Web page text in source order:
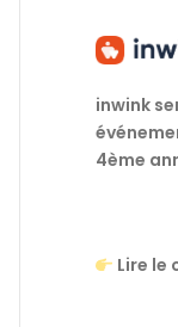
inwink
4ème
Lire le